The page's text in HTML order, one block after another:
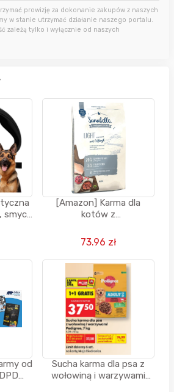
prowizję za dokonanie zakupów z naszych
w stanie utrzymać działanie naszego portalu.
zależą tylko i wyłącznie od naszych
[Amazon] Karma dla
kotów z
ych Bosch Sanabelle Light
10kg
73.96 zł
od
Sucha karma dla psa z
wołowiną i warzywami